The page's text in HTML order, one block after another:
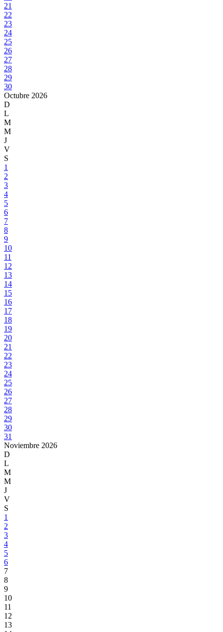
21
22
23
24
25
26
27
28
29
30
Octubre 2026
D
L
M
M
J
V
S
1
2
3
4
5
6
7
8
9
10
11
12
13
14
15
16
17
18
19
20
21
22
23
24
25
26
27
28
29
30
31
Noviembre 2026
D
L
M
M
J
V
S
1
2
3
4
5
6
7
8
9
10
11
12
13